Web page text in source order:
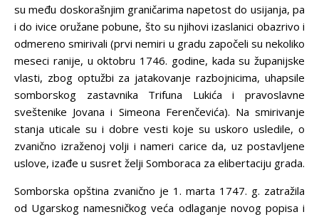
su među doskorašnjim graničarima napetost do usijanja, pa
i do ivice oružane pobune, što su njihovi izaslanici obazrivo i
odmereno smirivali (prvi nemiri u gradu započeli su nekoliko
meseci ranije, u oktobru 1746. godine, kada su županijske
vlasti, zbog optužbi za jatakovanje razbojnicima, uhapsile
somborskog zastavnika Trifuna Lukića i pravoslavne
sveštenike Jovana i Simeona Ferenčevića). Na smirivanje
stanja uticale su i dobre vesti koje su uskoro usledile, o
zvanično izraženoj volji i nameri carice da, uz postavljene
uslove, izađe u susret želji Somboraca za elibertaciju grada.
Somborska opština zvanično je 1. marta 1747. g. zatražila
od Ugarskog namesničkog veća odlaganje novog popisa i